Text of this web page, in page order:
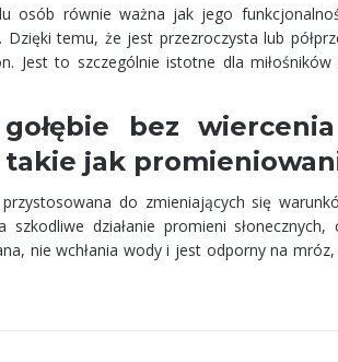
osób równie ważna jak jego
temu, że jest przezroczysta lub
Jest to szczególnie istotne dla
bez
jak
do zmieniających się
działanie promieni
nie wchłania wody i jest odporny na